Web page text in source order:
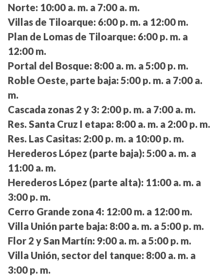
Norte: 10:00 a. m. a 7:00 a. m.
Villas de Tiloarque: 6:00 p. m. a 12:00 m.
Plan de Lomas de Tiloarque: 6:00 p. m. a
12:00 m.
Portal del Bosque: 8:00 a. m. a 5:00 p. m.
Roble Oeste, parte baja: 5:00 p. m. a 7:00 a.
m.
Cascada zonas 2 y 3: 2:00 p. m. a 7:00 a. m.
Res. Santa Cruz I etapa: 8:00 a. m. a 2:00 p. m.
Res. Las Casitas: 2:00 p. m. a 10:00 p. m.
Herederos López (parte baja): 5:00 a. m. a
11:00 a. m.
Herederos López (parte alta): 11:00 a. m. a
3:00 p. m.
Cerro Grande zona 4: 12:00 m. a 12:00 m.
Villa Unión parte baja: 8:00 a. m. a 5:00 p. m.
Flor 2 y San Martín: 9:00 a. m. a 5:00 p. m.
Villa Unión, sector del tanque: 8:00 a. m. a
3:00 p. m.